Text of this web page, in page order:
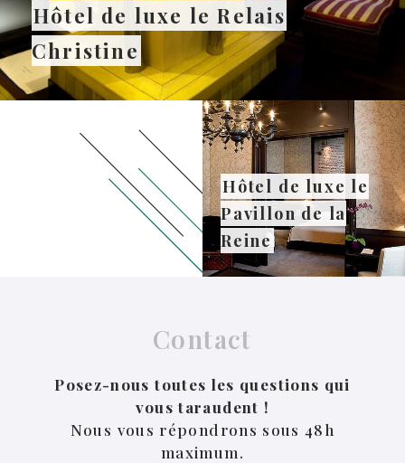
Hôtel de luxe le Relais
Christine
Hôtel de luxe le
Pavillon de la
Reine
Contact
Posez-nous toutes les questions qui
vous taraudent !
Nous vous répondrons sous 48h
maximum.